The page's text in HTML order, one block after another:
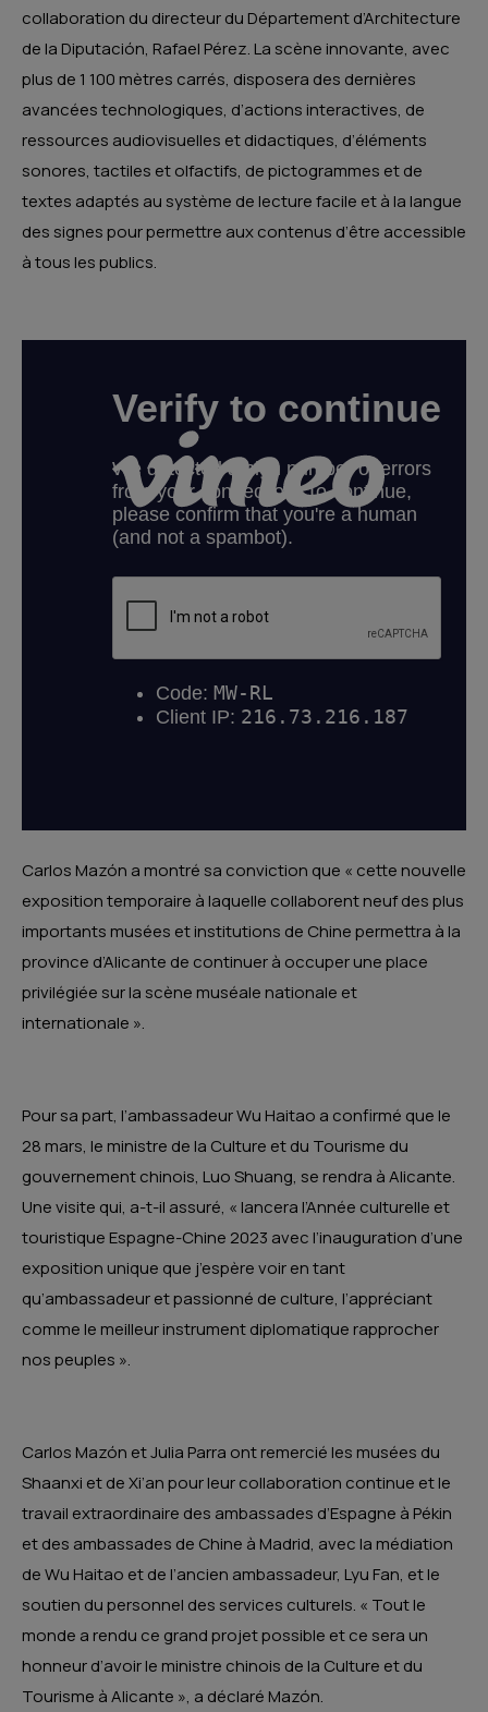
collaboration du directeur du Département d’Architecture
de la Diputación, Rafael Pérez. La scène innovante, avec
plus de 1 100 mètres carrés, disposera des dernières
avancées technologiques, d’actions interactives, de
ressources audiovisuelles et didactiques, d’éléments
sonores, tactiles et olfactifs, de pictogrammes et de
textes adaptés au système de lecture facile et à la langue
des signes pour permettre aux contenus d’être accessible
à tous les publics.
Carlos Mazón a montré sa conviction que « cette nouvelle
exposition temporaire à laquelle collaborent neuf des plus
importants musées et institutions de Chine permettra à la
province d’Alicante de continuer à occuper une place
privilégiée sur la scène muséale nationale et
internationale ».
Pour sa part, l’ambassadeur Wu Haitao a confirmé que le
28 mars, le ministre de la Culture et du Tourisme du
gouvernement chinois, Luo Shuang, se rendra à Alicante.
Une visite qui, a-t-il assuré, « lancera l’Année culturelle et
touristique Espagne-Chine 2023 avec l’inauguration d’une
exposition unique que j’espère voir en tant
qu’ambassadeur et passionné de culture, l’appréciant
comme le meilleur instrument diplomatique rapprocher
nos peuples ».
Carlos Mazón et Julia Parra ont remercié les musées du
Shaanxi et de Xi’an pour leur collaboration continue et le
travail extraordinaire des ambassades d’Espagne à Pékin
et des ambassades de Chine à Madrid, avec la médiation
de Wu Haitao et de l’ancien ambassadeur, Lyu Fan, et le
soutien du personnel des services culturels. « Tout le
monde a rendu ce grand projet possible et ce sera un
honneur d’avoir le ministre chinois de la Culture et du
Tourisme à Alicante », a déclaré Mazón.